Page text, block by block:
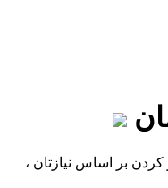
کردن بر اساس نیازتان ،